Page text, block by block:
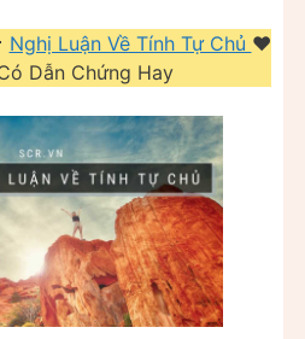
Nghị Luận Về Tính Tự Chủ ❤️️
Dẫn Chứng Hay